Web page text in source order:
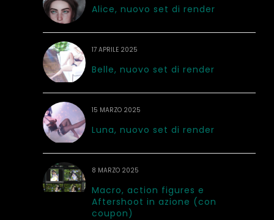
Alice, nuovo set di render
17 APRILE 2025
Belle, nuovo set di render
15 MARZO 2025
Luna, nuovo set di render
8 MARZO 2025
Macro, action figures e
Aftershoot in azione (con
coupon)